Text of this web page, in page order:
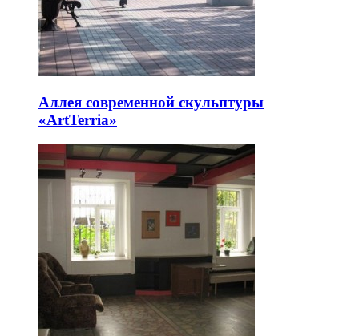
Аллея современной скульптуры
«ArtTerria»